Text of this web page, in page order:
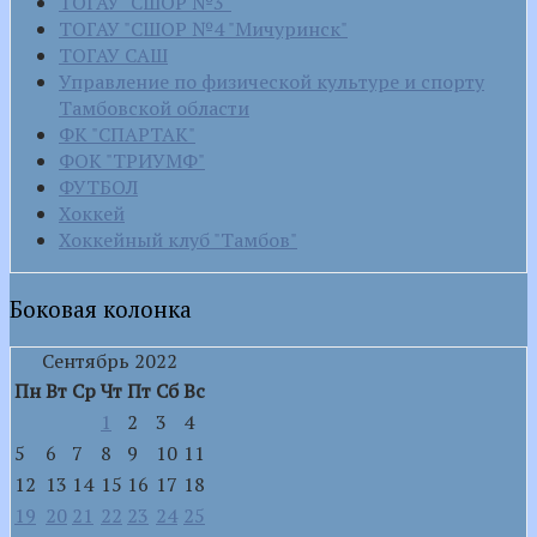
ТОГАУ "СШОР №4 "Мичуринск"
ТОГАУ САШ
Управление по физической культуре и спорту
Тамбовской области
ФК "СПАРТАК"
ФОК "ТРИУМФ"
ФУТБОЛ
Хоккей
Хоккейный клуб "Тамбов"
Боковая колонка
Сентябрь 2022
ПнВт СрЧтПт СбВс
1
2 3
4
5
6 7 8 9 10 11
12 13 14 15 16 17 18
19 20 21 22 23 24 25